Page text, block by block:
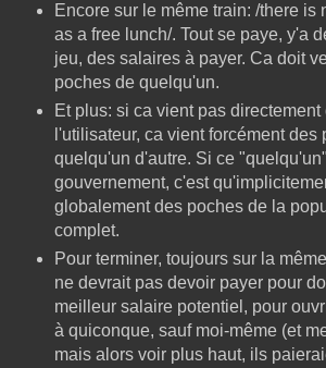
Encore sur le même train: /there is
as a free lunch/. Tout se paye, y'a
jeu, des salaires à payer. Ca doit
poches de quelqu'un.
Et plus: si ca vient pas directement
l'utilisateur, ca vient forcément des
quelqu'un d'autre. Si ce
gouvernement, c'est
globalement des poches de la
complet.
Pour terminer, toujours sur la
ne devrait pas devoir payer pour
meilleur salaire potentiel, pour
à quiconque, sauf moi-même (et
mais alors voir plus haut, ils